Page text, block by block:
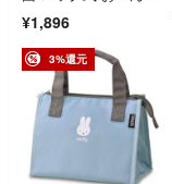
¥1,896
3%還元